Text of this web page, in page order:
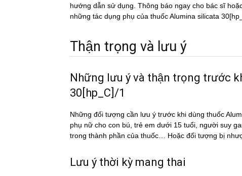
hướng dẫn sử dụng. Thông báo ngay cho bác sĩ
những tác dụng phụ của thuốc Alumina silicata
Thận trọng và lưu ý
Những lưu ý và thận trọng trước
30[hp_C]/1
Những đối tượng cần lưu ý trước khi dùng thuốc
phụ nữ cho con bú, trẻ em dưới 15 tuổi, người suy
trong thành phần của thuốc… Hoặc đối tượng bị
Lưu ý thời kỳ mang thai